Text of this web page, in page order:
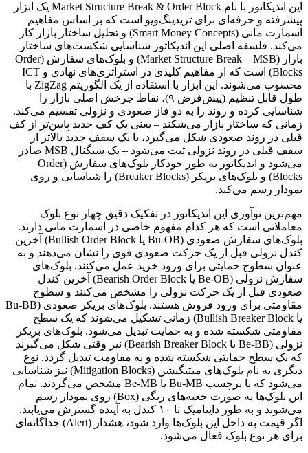
این اندیکاتور با نام Market Structure Break & Order Block یک ابزار
پیشرفته و حرفه‌ای برای تریدینگ‌ویو است که بر اساس مفاهیم
اسمارت مانی (Smart Money Concepts) و تحلیل ساختار بازار کار
می‌کند. فلسفه اصلی این اندیکاتور شناسایی شکست‌های ساختار
بازار (Market Structure Break – MSB) و بلوک‌های سفارش (Order
Blocks) است که از مفاهیم کلیدی در استراتژی‌های نهادی و ICT
محسوب می‌شوند. این ابزار با استفاده از یک الگوریتم ZigZag با
طول قابل تنظیم (پیش‌فرض ۹)، نقاط چرخش اصلی بازار را
شناسایی کرده و روند را به دو فاز صعودی و نزولی تقسیم می‌کند.
زمانی که ساختار بازار می‌شکند – یعنی یک کف جدید پایین‌تر از کف
قبلی در روند صعودی شکل می‌گیرد، یا یک سقف جدید بالاتر از
سقف قبلی در روند نزولی ثبت می‌شود – یک سیگنال MSB صادر
می‌شود و اندیکاتور به طور خودکار بلوک‌های سفارش (Order
Blocks) و بلوک‌های بریکر (Breaker Blocks) را شناسایی و روی
نمودار رسم می‌کند.
مهم‌ترین نوآوری این اندیکاتور در تفکیک دقیق چهار نوع بلوک
معاملاتی است که هر کدام مفهوم خاصی در اسمارت مانی دارند.
بلوک‌های سفارش صعودی (Bu-OB یا Bullish Order Block) آخرین
کندل نزولی قبل از یک حرکت صعودی قوی را نشان می‌دهند و به
عنوان سطوح حمایتی برای ورود خرید عمل می‌کنند. بلوک‌های
سفارش نزولی (Be-OB یا Bearish Order Block) آخرین کندل
صعودی قبل از یک حرکت نزولی را مشخص می‌کنند و سطوح
مقاومتی برای ورود فروش هستند. بلوک‌های بریکر صعودی (Bu-BB
یا Bullish Breaker Block) زمانی تشکیل می‌شوند که یک سطح
مقاومتی شکسته شده و به حمایت تبدیل می‌شود. بلوک‌های بریکر
نزولی (Be-BB یا Bearish Breaker Block) نیز وقتی شکل می‌گیرند
که یک سطح حمایتی شکسته شده و به مقاومت تبدیل گردد. نوع
دیگری به نام بلوک‌های میتیگیشن (Mitigation Blocks) نیز شناسایی
می‌شود که با برچسب Bu-MB یا Be-MB مشخص می‌گردند. تمام
این بلوک‌ها به صورت جعبه‌های رنگی (Box) روی نمودار رسم
می‌شوند و به طور داینامیک تا ۱۰ کندل به آینده گسترش می‌یابند.
اگر قیمت به داخل این بلوک‌ها وارد شود، هشدار (Alert) جداگانه‌ای
برای هر نوع بلوک فعال می‌شود.